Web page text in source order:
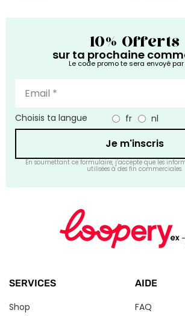
10% Offerts
sur ta prochaine
Le code promo te sera envoyé
Choisis ta langue fr nl
Je m'inscris
En soumettant ce formulaire, j’accepte que les
utilisées à des fin commerciales.
SERVICES
Shop
AIDE
FAQ